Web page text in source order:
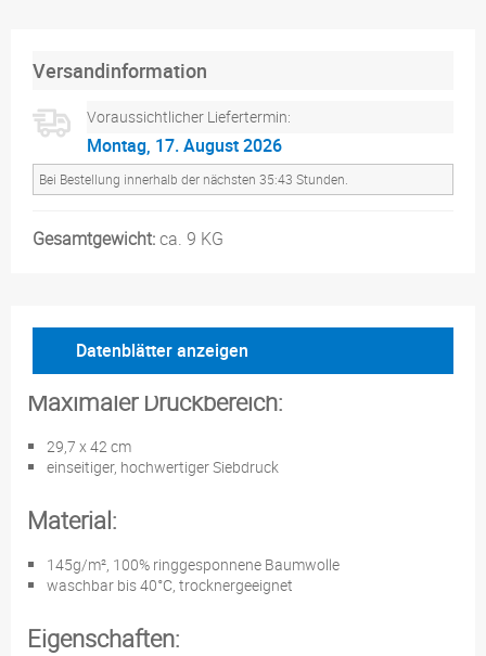
Versandinformation
Voraussichtlicher Liefertermin:
Montag, 17. August 2026
Bei Bestellung innerhalb der nächsten 35:43 Stunden.
Gesamtgewicht:ca. 9 KG
Datenblätter anzeigen
Maximaler Druckbereich:
29,7 x 42 cm
einseitiger, hochwertiger Siebdruck
Material:
145g/m², 100% ringgesponnene Baumwolle
waschbar bis 40°C, trocknergeeignet
Eigenschaften: